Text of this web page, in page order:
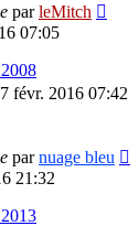
parleMitch
07:05
févr. 2016 07:42
parnuage bleu
21:32